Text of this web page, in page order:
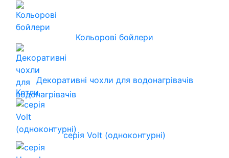
Кольорові бойлери
Декоративні чохли для водонагрівачів
Котли
серія Volt (одноконтурні)